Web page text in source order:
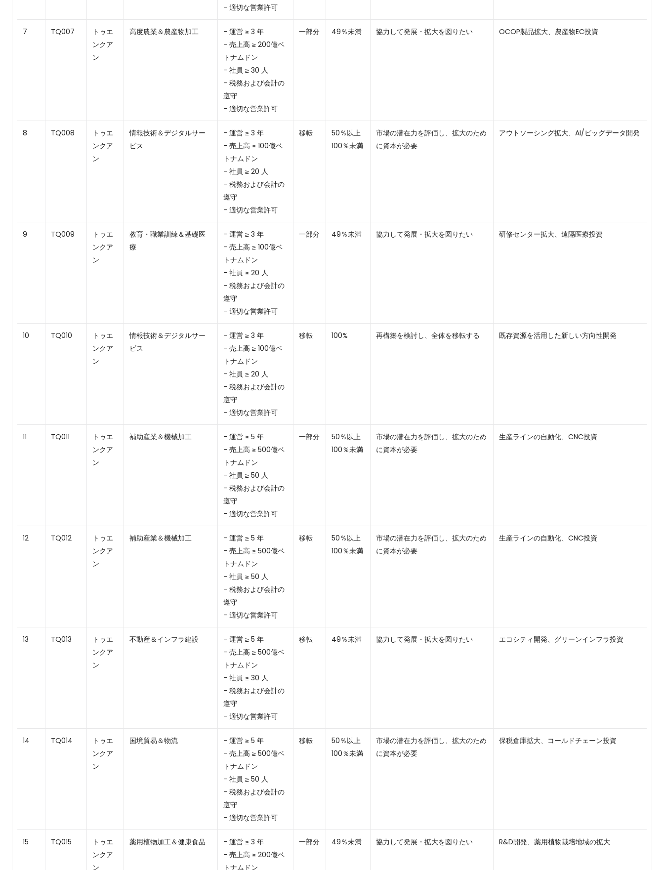
- 適切な営業許可
7 TQ007
トゥエ
ンクア
ン
高度農業＆農産物加工
- 運営 ≥ 3 年
- 売上高 ≥ 200億ベ
トナムドン
- 社員 ≥ 30 人
- 税務および会計の
遵守
- 適切な営業許可
一部分 49％未満 協力して発展・拡大を図りたい OCOP製品拡大、農産物EC投資
8 TQ008
トゥエ
ンクア
ン
情報技術＆デジタルサー
ビス
- 運営 ≥ 3 年
- 売上高 ≥ 100億ベ
トナムドン
- 社員 ≥ 20 人
- 税務および会計の
遵守
- 適切な営業許可
移転
50％以上
100％未満
市場の潜在力を評価し、拡大のため
に資本が必要
アウトソーシング拡大、AI/ビッグデータ開発
9 TQ009
トゥエ
ンクア
ン
教育・職業訓練＆基礎医
療
- 運営 ≥ 3 年
- 売上高 ≥ 100億ベ
トナムドン
- 社員 ≥ 20 人
- 税務および会計の
遵守
- 適切な営業許可
一部分 49％未満 協力して発展・拡大を図りたい 研修センター拡大、遠隔医療投資
10 TQ010
トゥエ
ンクア
ン
情報技術＆デジタルサー
ビス
- 運営 ≥ 3 年
- 売上高 ≥ 100億ベ
トナムドン
- 社員 ≥ 20 人
- 税務および会計の
遵守
- 適切な営業許可
移転 100% 再構築を検討し、全体を移転する 既存資源を活用した新しい方向性開発
11 TQ011
トゥエ
ンクア
ン
補助産業＆機械加工
- 運営 ≥ 5 年
- 売上高 ≥ 500億ベ
トナムドン
- 社員 ≥ 50 人
- 税務および会計の
遵守
- 適切な営業許可
一部分
50％以上
100％未満
市場の潜在力を評価し、拡大のため
に資本が必要
生産ラインの自動化、CNC投資
12 TQ012
トゥエ
ンクア
ン
補助産業＆機械加工
- 運営 ≥ 5 年
- 売上高 ≥ 500億ベ
トナムドン
- 社員 ≥ 50 人
- 税務および会計の
遵守
- 適切な営業許可
移転
50％以上
100％未満
市場の潜在力を評価し、拡大のため
に資本が必要
生産ラインの自動化、CNC投資
13 TQ013
トゥエ
ンクア
ン
不動産＆インフラ建設
- 運営 ≥ 5 年
- 売上高 ≥ 500億ベ
トナムドン
- 社員 ≥ 30 人
- 税務および会計の
遵守
- 適切な営業許可
移転 49％未満 協力して発展・拡大を図りたい エコシティ開発、グリーンインフラ投資
14 TQ014
トゥエ
ンクア
ン
国境貿易＆物流
- 運営 ≥ 5 年
- 売上高 ≥ 500億ベ
トナムドン
- 社員 ≥ 50 人
- 税務および会計の
遵守
- 適切な営業許可
移転
50％以上
100％未満
市場の潜在力を評価し、拡大のため
に資本が必要
保税倉庫拡大、コールドチェーン投資
15 TQ015
トゥエ
ンクア
ン
薬用植物加工＆健康食品
- 運営 ≥ 3 年
- 売上高 ≥ 200億ベ
トナムドン
一部分 49％未満 協力して発展・拡大を図りたい R&D開発、薬用植物栽培地域の拡大